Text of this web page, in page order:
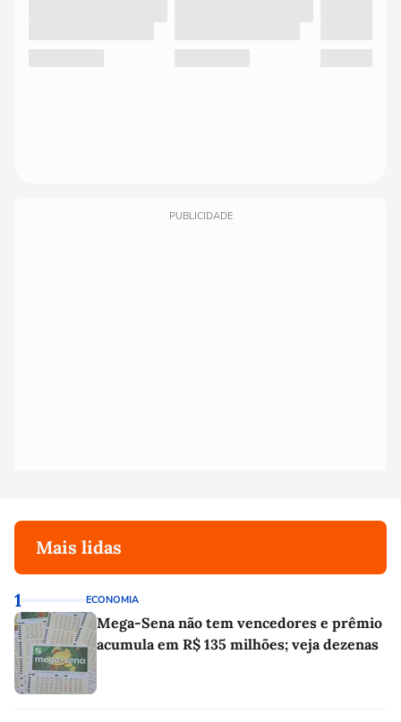
PUBLICIDADE
Mais lidas
1 ECONOMIA
Mega-Sena não tem vencedores e prêmio
acumula em R$ 135 milhões; veja dezenas